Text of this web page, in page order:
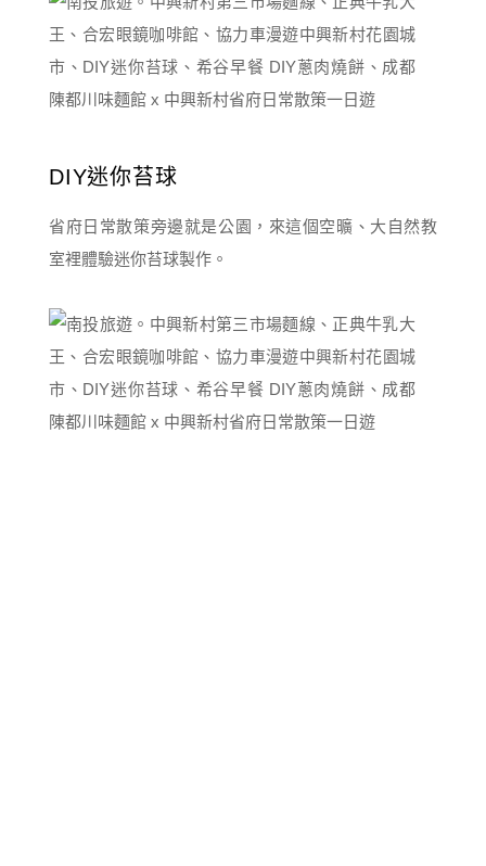
DIY迷你苔球
省府日常散策旁邊就是公園，來這個空曠、大自然教
室裡體驗迷你苔球製作。